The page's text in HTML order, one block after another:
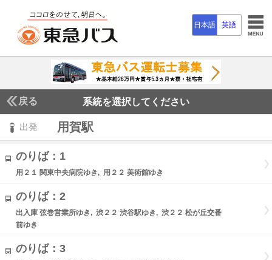
日本語 英語
戻る 系統を選択してください
出発 用賀駅
のりば：1
用２１ 関東中央病院ゆき, 用２２ 美術館ゆき
のりば：2
出入庫 弦巻営業所ゆき, 渋２２ 渋谷駅ゆき, 渋２２ 松が丘交番
前ゆき
のりば：3